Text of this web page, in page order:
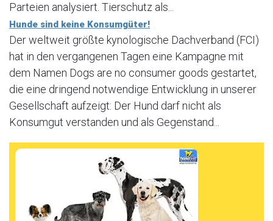
Parteien analysiert. Tierschutz als...
Hunde sind keine Konsumgüter!
Der weltweit größte kynologische Dachverband (FCI)
hat in den vergangenen Tagen eine Kampagne mit
dem Namen Dogs are no consumer goods gestartet,
die eine dringend notwendige Entwicklung in unserer
Gesellschaft aufzeigt: Der Hund darf nicht als
Konsumgut verstanden und als Gegenstand...